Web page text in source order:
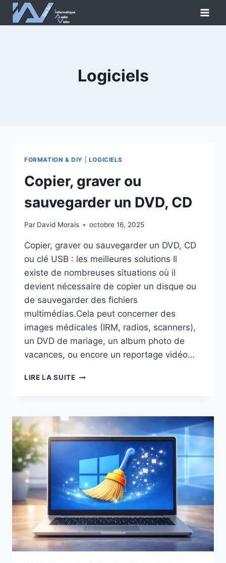
Aller
Logiciels
FORMATION & DIY LOGICIELS
Copier, graver ou
sauvegarder un DVD, CD
Par David Morais octobre 16, 2025
Copier, graver ou sauvegarder un DVD, CD
ou clé USB : les meilleures solutions Il
existe de nombreuses situations où il
devient nécessaire de copier un disque ou
de sauvegarder des fichiers
multimédias.Cela peut concerner des
images médicales (IRM, radios, scanners),
un DVD de mariage, un album photo de
vacances, ou encore un reportage vidéo…
LIRE LA SUITECOPIER,
UN
CD